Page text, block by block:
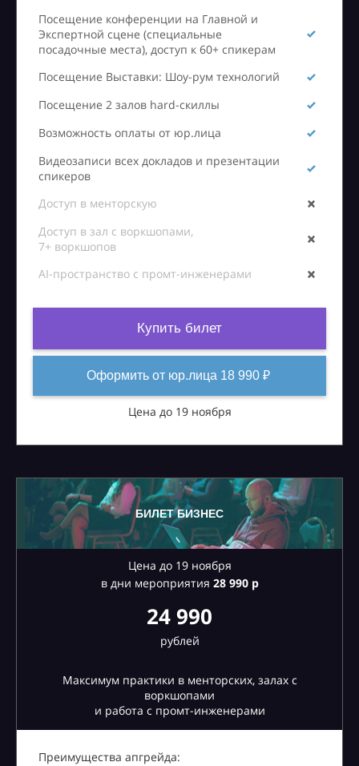
Посещение конференции на Главной и
Экспертной сцене (специальные
посадочные места), доступ к 60+ спикерам
Посещение Выставки: Шоу-рум технологий
Посещение 2 залов hard-скиллы
Возможность оплаты от юр.лица
Видеозаписи всех докладов и презентации
спикеров
Доступ в менторскую
Доступ в зал с воркшопами,
7+ воркшопов
AI-пространство с промт-инженерами
Купить билет
Оформить от юр.лица 18 990 ₽
Цена до 19 ноября
БИЛЕТ БИЗНЕС
Цена до 19 ноября
в дни мероприятия 28990 р
24 990
рублей
Максимум практики в менторских, залах с
воркшопами
и работа с промт-инженерами
Преимущества апгрейда: